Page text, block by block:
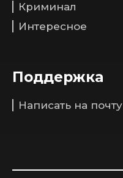
Криминал
Интересное
Поддержка
Написать на почту